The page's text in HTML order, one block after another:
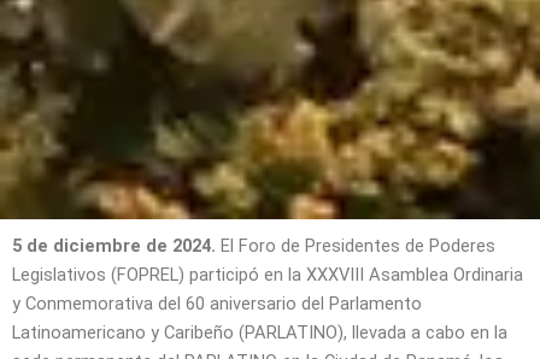
5 de diciembre de 2024. El Foro de Presidentes de Poderes
Legislativos (FOPREL) participó en la XXXVIII Asamblea Ordinaria
y Conmemorativa del 60 aniversario del Parlamento
Latinoamericano y Caribeño (PARLATINO), llevada a cabo en la